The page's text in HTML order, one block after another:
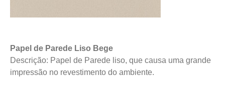
Papel de Parede Liso Bege
Descrição: Papel de Parede liso, que causa uma grande
impressão no revestimento do ambiente.